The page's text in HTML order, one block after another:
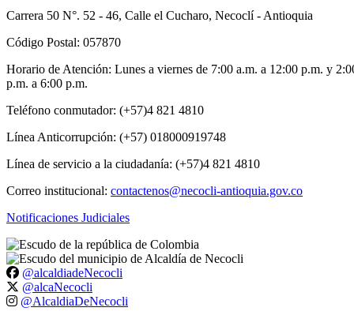
Carrera 50 N°. 52 - 46, Calle el Cucharo, Necoclí - Antioquia
Código Postal: 057870
Horario de Atención: Lunes a viernes de 7:00 a.m. a 12:00 p.m. y
p.m. a 6:00 p.m.
Teléfono conmutador: (+57)4 821 4810
Línea Anticorrupción: (+57) 018000919748
Línea de servicio a la ciudadanía: (+57)4 821 4810
Correo institucional: contactenos@necocli-antioquia.gov.co
Notificaciones Judiciales
@alcaldiadeNecocli
@alcaNecocli
@AlcaldiaDeNecocli